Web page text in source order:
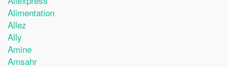
Alimentation
Allez
Ally
Amine
Amsahr